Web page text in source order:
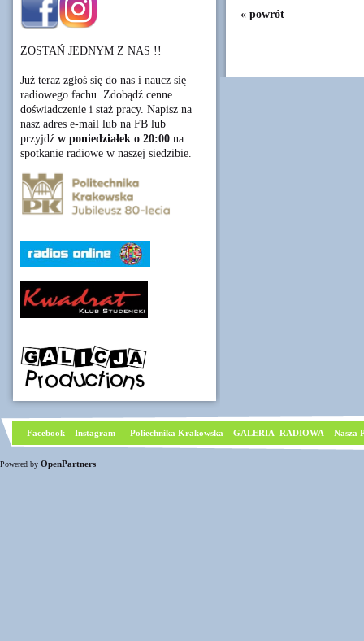
ZOSTAŃ JEDNYM Z NAS !!
Już teraz zgłoś się do nas i naucz się
radiowego fachu. Zdobądź cenne
doświadczenie i staż pracy. Napisz na
nasz adres e-mail lub na FB lub
przyjdź w poniedziałek o 20:00 na
spotkanie radiowe w naszej siedzibie.
« powrót
Facebook Instagram Poliechnika Krakowska GALERIA RADIOWA Nasza
Powered by OpenPartners